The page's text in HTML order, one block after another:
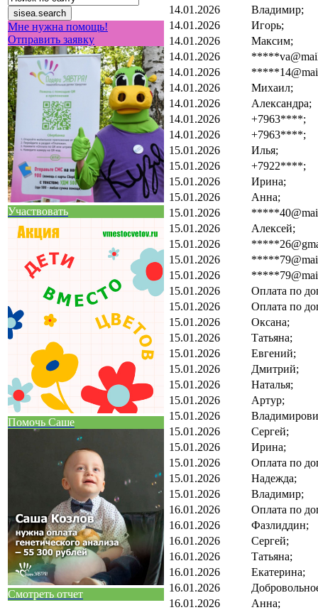
Мне нужна помощь!
Отправить заявку
Участвовать
Помочь Саше
Смотреть отчет
14.01.2026
Владимир;
14.01.2026
Игорь;
14.01.2026
Максим;
14.01.2026
14.01.2026
14.01.2026
Михаил;
14.01.2026
Александра;
14.01.2026
+7963****;
14.01.2026
+7963****;
15.01.2026
Илья;
15.01.2026
+7922****;
15.01.2026
Ирина;
15.01.2026
Анна;
15.01.2026
15.01.2026
Алексей;
15.01.2026
15.01.2026
15.01.2026
15.01.2026
Оплата по
15.01.2026
Оплата по
15.01.2026
Оксана;
15.01.2026
Татьяна;
15.01.2026
Евгений;
15.01.2026
Дмитрий;
15.01.2026
Наталья;
15.01.2026
Артур;
15.01.2026
15.01.2026
Сергей;
15.01.2026
Ирина;
15.01.2026
Оплата по
15.01.2026
Надежда;
15.01.2026
Владимир;
16.01.2026
Оплата по
16.01.2026
Фазлиддин;
16.01.2026
Сергей;
16.01.2026
Татьяна;
16.01.2026
Екатерина;
16.01.2026
16.01.2026
Анна;